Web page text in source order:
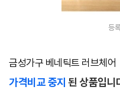
등
금성가구 베네틱트 러브체어
가격비교 중지 된 상품입니